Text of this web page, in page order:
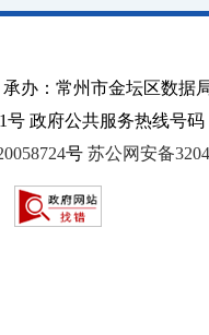
办：常州市金坛区数据
政府公共服务热线号码
号 苏公网安备